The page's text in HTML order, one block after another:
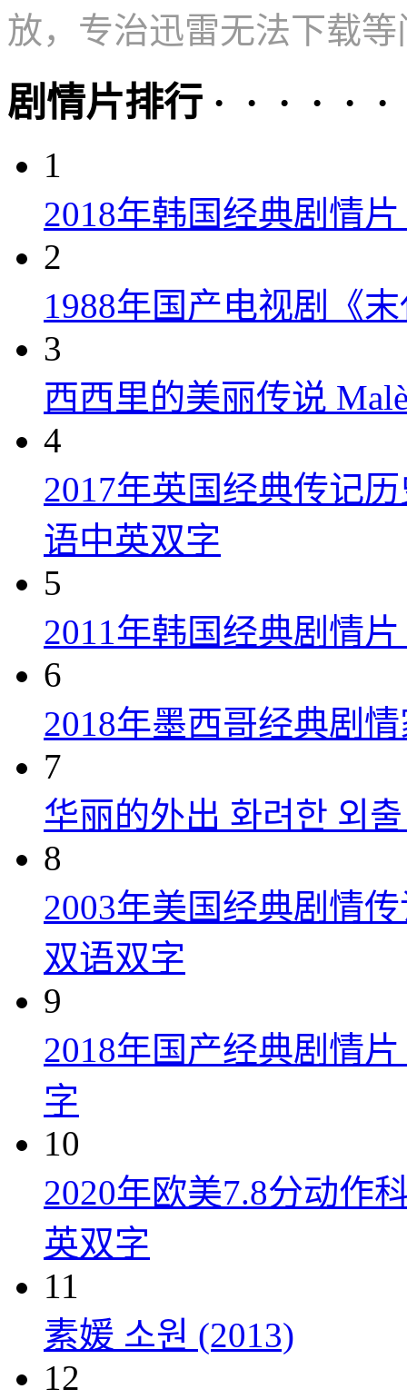
放，专治迅雷无法下载等
剧情片排行 · · · · · ·
1
2018年韩国经典剧情
2
1988年国产电视剧《
3
西西里的美丽传说
4
2017年英国经典传记
语中英双字
5
2011年韩国经典剧情
6
2018年墨西哥经典剧
7
华丽的外出 화려한 외
8
2003年美国经典剧情
双语双字
9
2018年国产经典剧情
字
10
2020年欧美7.8分动作
英双字
11
素媛 소원 (2013)
12